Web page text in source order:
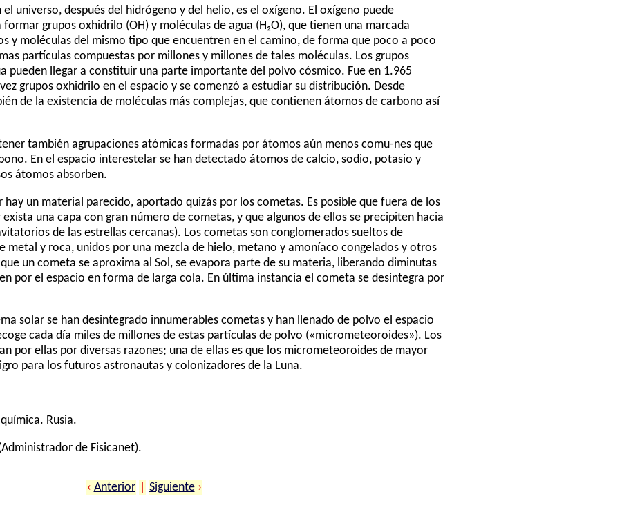
universo, después del hidrógeno y del helio, es el oxígeno. El oxígeno puede
grupos oxhidrilo (OH) y moléculas de agua (H₂O), que tienen una marcada
y moléculas del mismo tipo que encuentren en el camino, de forma que poco a poco
partículas compuestas por millones y millones de tales moléculas. Los grupos
pueden llegar a constituir una parte importante del polvo cósmico. Fue en 1.965
grupos oxhidrilo en el espacio y se comenzó a estudiar su distribución. Desde
de la existencia de moléculas más complejas, que contienen átomos de carbono así
también agrupaciones atómicas formadas por átomos aún menos comu-nes que
En el espacio interestelar se han detectado átomos de calcio, sodio, potasio y
átomos absorben.
hay un material parecido, aportado quizás por los cometas. Es posible que fuera de los
una capa con gran número de cometas, y que algunos de ellos se precipiten hacia
de las estrellas cercanas). Los cometas son conglomerados sueltos de
metal y roca, unidos por una mezcla de hielo, metano y amoníaco congelados y otros
un cometa se aproxima al Sol, se evapora parte de su materia, liberando diminutas
por el espacio en forma de larga cola. En última instancia el cometa se desintegra por
solar se han desintegrado innumerables cometas y han llenado de polvo el espacio
cada día miles de millones de estas partículas de polvo («micrometeoroides»). Los
por ellas por diversas razones; una de ellas es que los micrometeoroides de mayor
para los futuros astronautas y colonizadores de la Luna.
Rusia.
de Fisicanet).
‹ Anterior Siguiente ›